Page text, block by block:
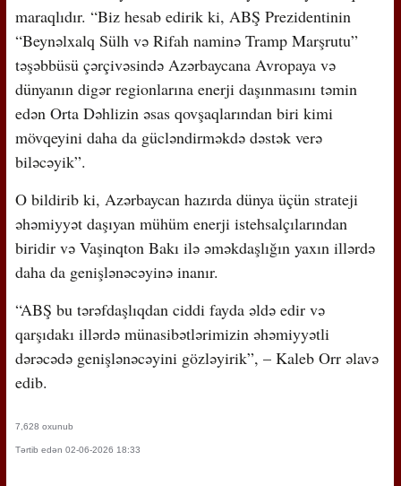
maraqlıdır. “Biz hesab edirik ki, ABŞ Prezidentinin
“Beynəlxalq Sülh və Rifah naminə Tramp Marşrutu”
təşəbbüsü çərçivəsində Azərbaycana Avropaya və
dünyanın digər regionlarına enerji daşınmasını təmin
edən Orta Dəhlizin əsas qovşaqlarından biri kimi
mövqeyini daha da gücləndirməkdə dəstək verə
biləcəyik”.
O bildirib ki, Azərbaycan hazırda dünya üçün strateji
əhəmiyyət daşıyan mühüm enerji istehsalçılarından
biridir və Vaşinqton Bakı ilə əməkdaşlığın yaxın illərdə
daha da genişlənəcəyinə inanır.
“ABŞ bu tərəfdaşlıqdan ciddi fayda əldə edir və
qarşıdakı illərdə münasibətlərimizin əhəmiyyətli
dərəcədə genişlənəcəyini gözləyirik”, – Kaleb Orr əlavə
edib.
7,628 oxunub
Tərtib edən 02-06-2026 18:33